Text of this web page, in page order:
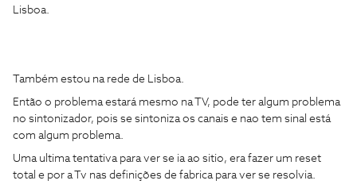
Lisboa.
Também estou na rede de Lisboa.
Então o problema estará mesmo na TV, pode ter algum problema
no sintonizador, pois se sintoniza os canais e nao tem sinal está
com algum problema.
Uma ultima tentativa para ver se ia ao sitio, era fazer um reset
total e por a Tv nas definições de fabrica para ver se resolvia.